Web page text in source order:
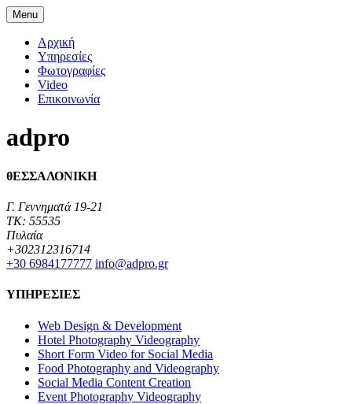
Menu
Αρχική
Υπηρεσίες
Φωτογραφίες
Video
Επικοινωνία
adpro
θΕΣΣΑΛΟΝΙΚΗ
Γ. Γεννηματά 19-21
TK: 55535
Πυλαία
+302312316714
+30 6984177777‬ info@adpro.gr
ΥΠΗΡΕΣΙΕΣ
Web Design & Development
Hotel Photography Videography
Short Form Video for Social Media
Food Photography and Videography
Social Media Content Creation
Event Photography Videography